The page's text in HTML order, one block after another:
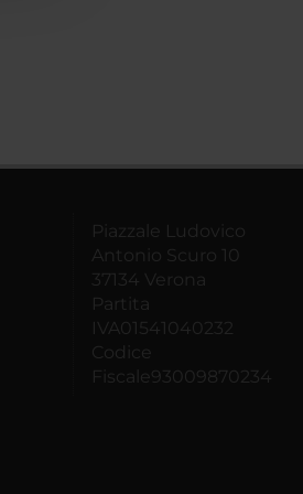
Piazzale Ludovico
Antonio Scuro 10
37134 Verona
Partita
IVA01541040232
Codice
Fiscale93009870234